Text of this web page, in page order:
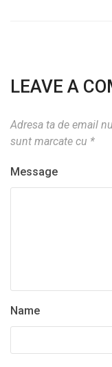
LEAVE A
Adresa ta de email
sunt marcate cu *
Message
Name